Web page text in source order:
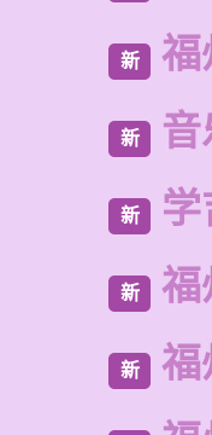
新 福
新
新 学
新 福
新 福